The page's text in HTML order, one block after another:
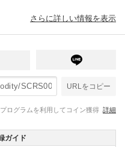
さらに詳しい情報を表示
URLをコピー
ログラムを利用してコイン獲得 詳細
ガイド